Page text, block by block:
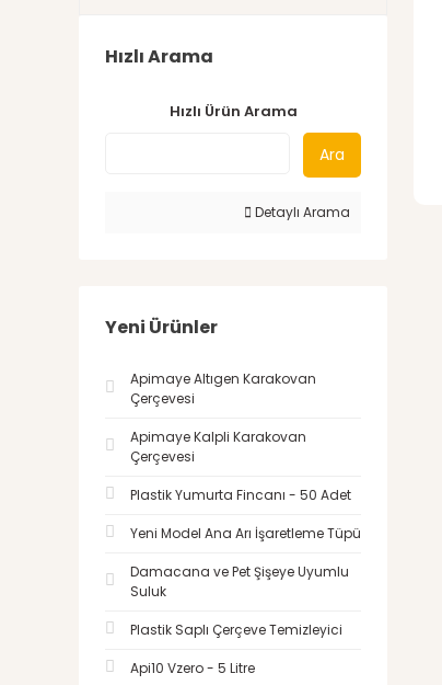
Hızlı Arama
Hızlı Ürün Arama
Ara
Detaylı Arama
Yeni Ürünler
Apimaye Altıgen Karakovan
Çerçevesi
Apimaye Kalpli Karakovan
Çerçevesi
Plastik Yumurta Fincanı - 50 Adet
Yeni Model Ana Arı İşaretleme Tüpü
Damacana ve Pet Şişeye Uyumlu
Suluk
Plastik Saplı Çerçeve Temizleyici
Api10 Vzero - 5 Litre